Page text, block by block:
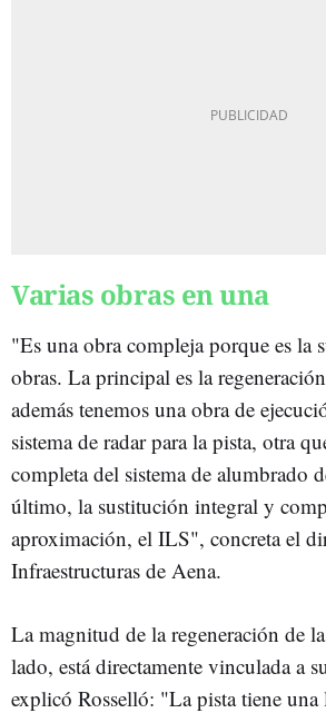
Varias obras en una
"Es una obra compleja porque es la
obras. La principal es la
además tenemos una obra de
sistema de radar para la pista, otra
completa del sistema de alumbrado
último, la sustitución integral y
aproximación, el ILS", concreta el
Infraestructuras de Aena.
La magnitud de la regeneración de
lado, está directamente vinculada a
explicó Rosselló: "La pista tiene